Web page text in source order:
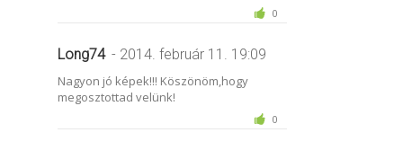
0
Long74 - 2014. február 11. 19:09
Nagyon jó képek!!! Köszönöm,hogy
megosztottad velünk!
0